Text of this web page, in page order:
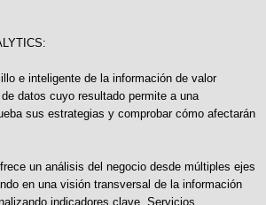
e inteligente de la información de valor
datos cuyo resultado permite a una
sus estrategias y comprobar cómo afectarán
un análisis del negocio desde múltiples ejes
en una visión transversal de la información
indicadores clave. Servicios